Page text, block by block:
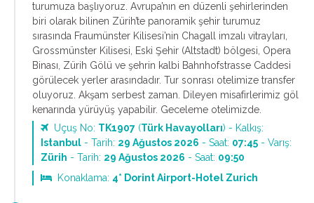
turumuza başlıyoruz. Avrupa’nın en düzenli şehirlerinden
biri olarak bilinen Zürih’te panoramik şehir turumuz
sırasında Fraumünster Kilisesi’nin Chagall imzalı vitrayları,
Grossmünster Kilisesi, Eski Şehir (Altstadt) bölgesi, Opera
Binası, Zürih Gölü ve şehrin kalbi Bahnhofstrasse Caddesi
görülecek yerler arasındadır. Tur sonrası otelimize transfer
oluyoruz. Akşam serbest zaman. Dileyen misafirlerimiz göl
kenarında yürüyüş yapabilir. Geceleme otelimizde.
Uçuş No: TK1907 (Türk Havayolları) - Kalkış:
Istanbul - Tarih: 29 Ağustos 2026 - Saat: 07:45 - Varış:
Zürih - Tarih: 29 Ağustos 2026 - Saat: 09:50
Konaklama: 4* Dorint Airport-Hotel Zurich